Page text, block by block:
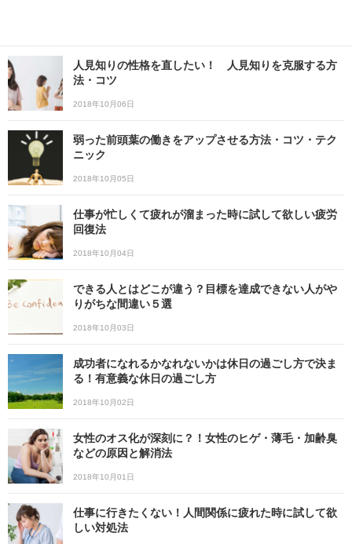
人見知りの性格を直したい！ 人見知りを克服する方
法・コツ
2018年10月06日
弱った前頭葉の働きをアップさせる方法・コツ・テク
ニック
2018年10月05日
仕事が忙しくて疲れが溜まった時に試して欲しい疲労
回復法
2018年10月04日
できる人とはどこが違う？目標を達成できない人がや
りがちな間違い５選
2018年10月03日
成功者になれるかなれないかは休日の過ごし方で決ま
る！有意義な休日の過ごし方
2018年10月02日
女性のオス化が深刻に？！女性のヒゲ・薄毛・加齢臭
などの原因と解消法
2018年10月01日
仕事に行きたくない！人間関係に疲れた時に試して欲
しい対処法